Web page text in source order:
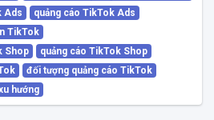
Ads
quảng cáo TikTok Ads
TikTok
Shop
quảng cáo TikTok Shop
đối tượng quảng cáo TikTok
hướng